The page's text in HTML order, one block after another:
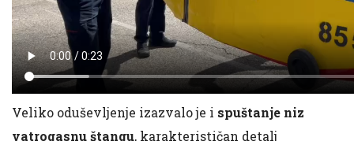
Veliko oduševljenje izazvalo je i spuštanje niz
vatrogasnu štangu, karakterističan detalj